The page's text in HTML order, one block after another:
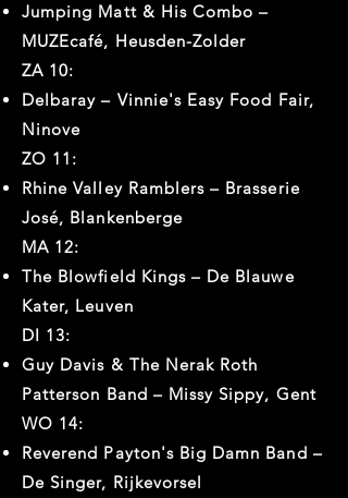
Jumping Matt & His Combo –
MUZEcafé, Heusden-Zolder
ZA 10:
Delbaray – Vinnie's Easy Food Fair,
Ninove
ZO 11:
Rhine Valley Ramblers – Brasserie
José, Blankenberge
MA 12:
The Blowfield Kings – De Blauwe
Kater, Leuven
DI 13:
Guy Davis & The Nerak Roth
Patterson Band – Missy Sippy, Gent
WO 14:
Reverend Payton's Big Damn Band –
De Singer, Rijkevorsel